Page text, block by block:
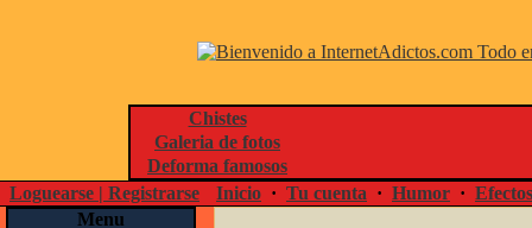
Chistes
Galeria de fotos
Deforma famosos
Loguearse | Registrarse
Inicio · Tu cuenta · Humor ·
Menu